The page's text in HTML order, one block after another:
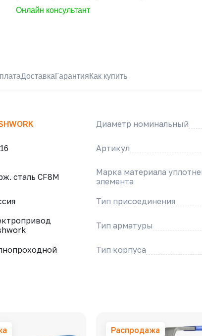
Онлайн консультант
Доставка Гарантия Как купить
Диаметр номинальный
Артикул
сталь CF8M
Марка материала
элемента
Тип присоединения
Тип арматуры
Тип корпуса
Распродажа